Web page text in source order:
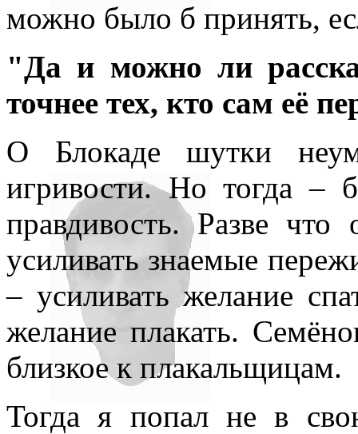
можно было б принять,
"Да и можно ли
точнее тех, кто сам её
О Блокаде шутки
игривости. Но тогда –
правдивость. Разве что
усиливать знаемые
– усиливать желание
желание плакать.
близкое к плакальщицам.
Тогда я попал не в